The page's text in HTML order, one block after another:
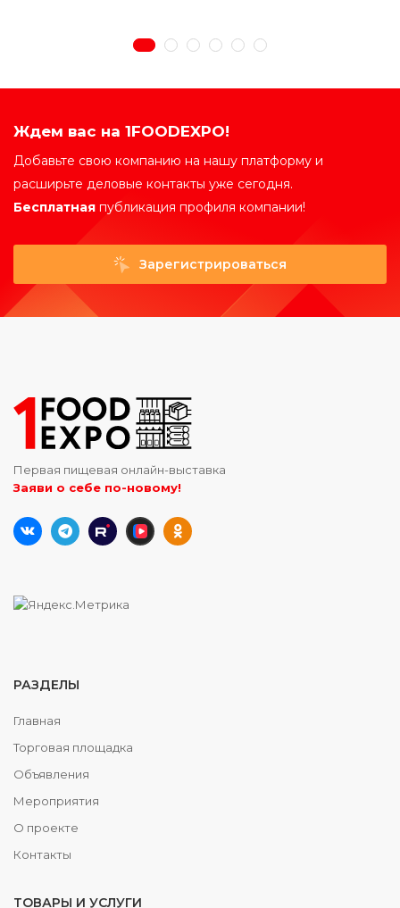
Ждем вас на 1FOODEXPO!
Добавьте свою компанию на нашу платформу и
расширьте деловые контакты уже сегодня.
Бесплатная публикация профиля компании!
Зарегистрироваться
Первая пищевая онлайн-выставка
Заяви о себе по-новому!
РАЗДЕЛЫ
Главная
Торговая площадка
Объявления
Мероприятия
О проекте
Контакты
ТОВАРЫ И УСЛУГИ